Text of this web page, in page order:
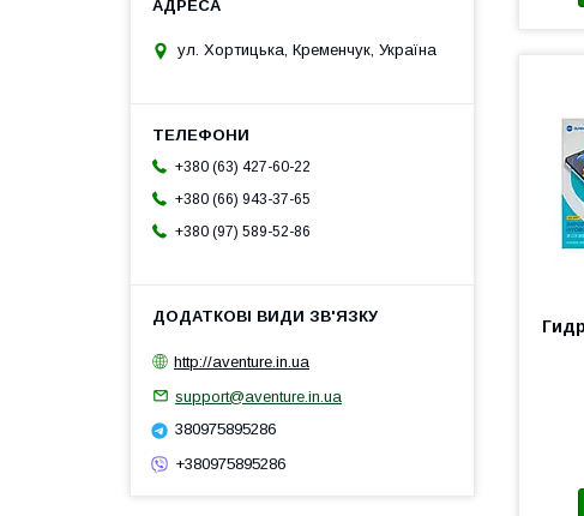
ул. Хортицька, Кременчук, Україна
+380 (63) 427-60-22
+380 (66) 943-37-65
+380 (97) 589-52-86
http://aventure.in.ua
support@aventure.in.ua
380975895286
+380975895286